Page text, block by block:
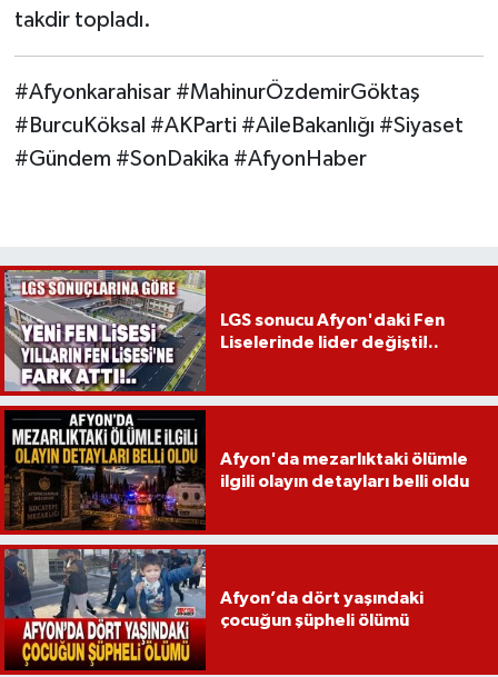
takdir topladı.
#Afyonkarahisar #MahinurÖzdemirGöktaş
#BurcuKöksal #AKParti #AileBakanlığı #Siyaset
#Gündem #SonDakika #AfyonHaber
LGS sonucu Afyon'daki Fen
Liselerinde lider değişti!..
Afyon'da mezarlıktaki ölümle
ilgili olayın detayları belli oldu
Afyon’da dört yaşındaki
çocuğun şüpheli ölümü